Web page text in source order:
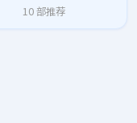
10部推荐